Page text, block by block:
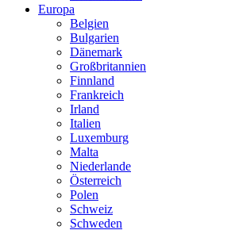
Europa
Belgien
Bulgarien
Dänemark
Großbritannien
Finnland
Frankreich
Irland
Italien
Luxemburg
Malta
Niederlande
Österreich
Polen
Schweiz
Schweden